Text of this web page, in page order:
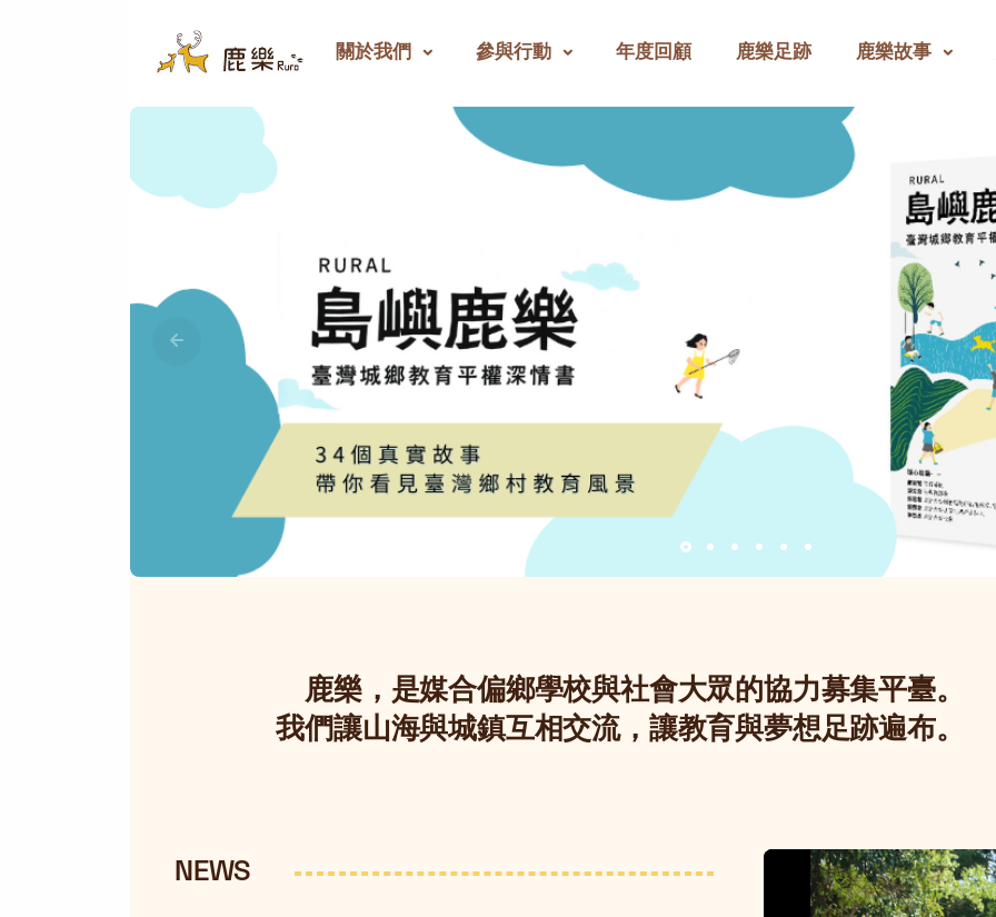
關於我們 參與行動 年度回顧 鹿樂足跡 鹿樂故事
鹿樂 - 偏鄉教育群力平臺
鹿樂，是媒合偏鄉學校與社會大眾的協力募集平臺。
我們讓山海與城鎮互相交流，讓教育與夢想足跡遍布。
NEWS